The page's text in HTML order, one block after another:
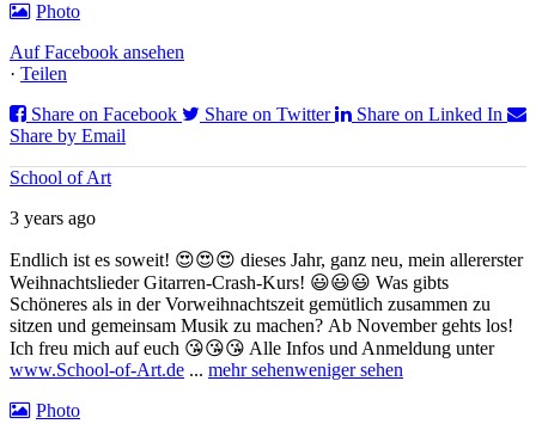
Photo
Auf Facebook ansehen
· Teilen
Share on Facebook
Share on Twitter
Share on Linked In
Share by Email
School of Art
3 years ago
Endlich ist es soweit! 😍😍😍 dieses Jahr, ganz neu, mein allererster
Weihnachtslieder Gitarren-Crash-Kurs! 😃😃😃 Was gibts
Schöneres als in der Vorweihnachtszeit gemütlich zusammen zu
sitzen und gemeinsam Musik zu machen? Ab November gehts los!
Ich freu mich auf euch 😘😘😘 Alle Infos und Anmeldung unter
www.School-of-Art.de ... mehr sehenweniger sehen
Photo